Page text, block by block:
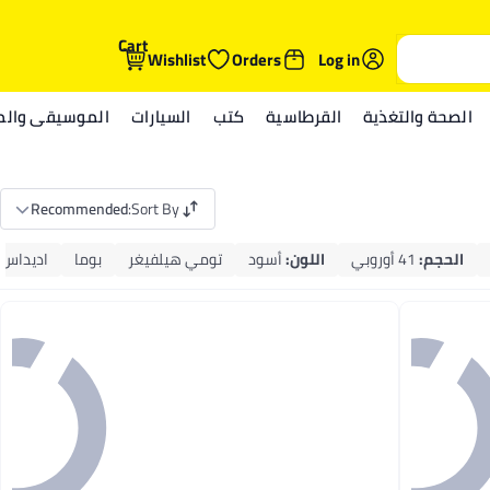
Log in
Orders
Wishlist
Cart
الصحة والتغذية القرطاسية كتب السيارات الموسيقى
Sort By
:
Recommended
الحجم:41 أوروبي اللون:أسود تومي هيلفيغر بوما اديداس